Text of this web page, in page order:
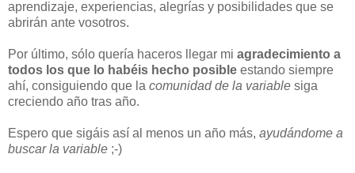
aprendizaje, experiencias, alegrías y posibilidades que se
abrirán ante vosotros.
Por último, sólo quería haceros llegar mi agradecimiento a
todos los que lo habéis hecho posible estando siempre
ahí, consiguiendo que la comunidad de la variable siga
creciendo año tras año.
Espero que sigáis así al menos un año más, ayudándome a
buscar la variable ;-)